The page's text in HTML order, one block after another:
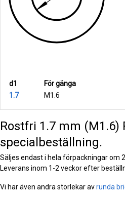
d1 För gänga
1.7
M1.6
Rostfri 1.7 mm (M1.6)
specialbeställning.
Säljes endast i hela förpackningar om
Leverans inom 1-2 veckor efter
Vi har även andra storlekar avrunda